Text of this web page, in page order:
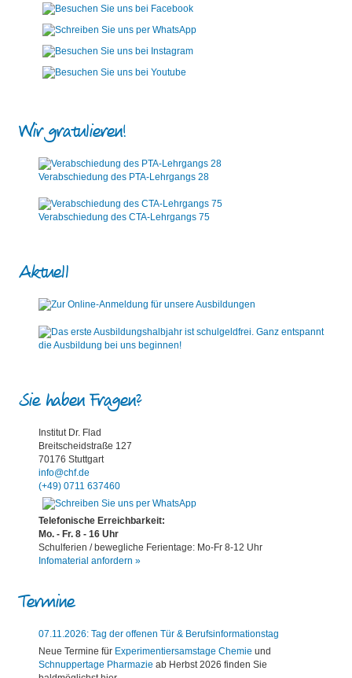
Wir gratulieren!
Verabschiedung des PTA-Lehrgangs 28
Verabschiedung des CTA-Lehrgangs 75
Aktuell
Sie haben Fragen?
Institut Dr. Flad
Breitscheidstraße 127
70176 Stuttgart
info@chf.de
(+49) 0711 637460
Telefonische Erreichbarkeit:
Mo. - Fr. 8 - 16 Uhr
Schulferien / bewegliche Ferientage: Mo-Fr 8-12 Uhr
Infomaterial anfordern »
Termine
07.11.2026: Tag der offenen Tür & Berufsinformationstag
Neue Termine für Experimentiersamstage Chemie und
Schnuppertage Pharmazie ab Herbst 2026 finden Sie